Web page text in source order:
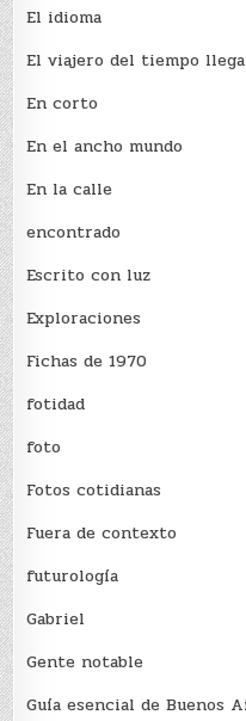
El idioma
El viajero del tiempo
En corto
En el ancho mundo
En la calle
encontrado
Escrito con luz
Exploraciones
Fichas de 1970
fotidad
foto
Fotos cotidianas
Fuera de contexto
futurología
Gabriel
Gente notable
Guía esencial de Buenos